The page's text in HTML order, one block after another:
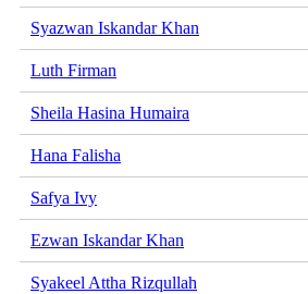
Syazwan Iskandar Khan
Luth Firman
Sheila Hasina Humaira
Hana Falisha
Safya Ivy
Ezwan Iskandar Khan
Syakeel Attha Rizqullah